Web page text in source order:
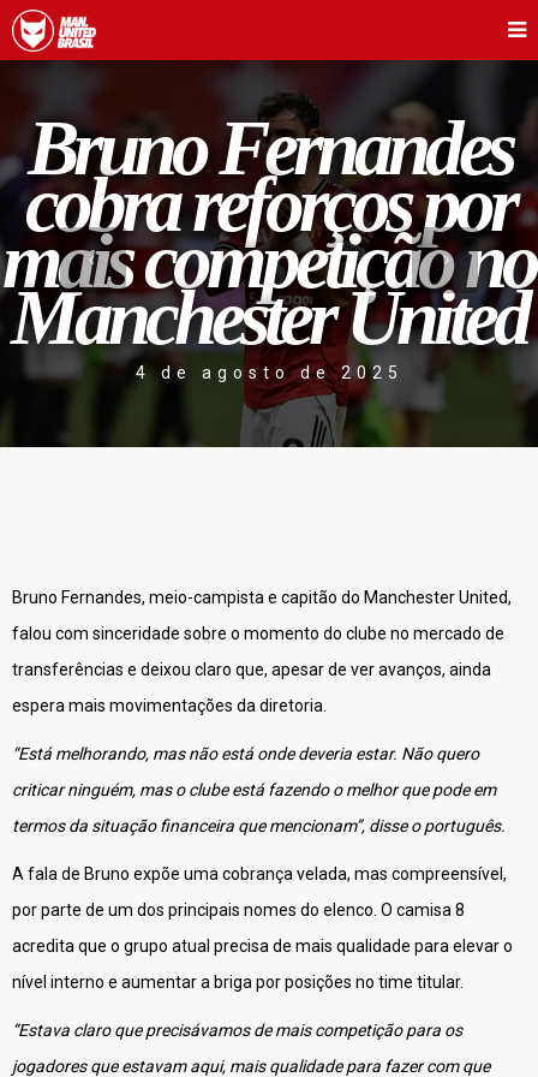
Bruno Fernandes
cobra reforços por
mais competição no
Manchester United
4 de agosto de 2025
Bruno Fernandes, meio-campista e capitão do Manchester United,
falou com sinceridade sobre o momento do clube no mercado de
transferências e deixou claro que, apesar de ver avanços, ainda
espera mais movimentações da diretoria.
“Está melhorando, mas não está onde deveria estar. Não quero
criticar ninguém, mas o clube está fazendo o melhor que pode em
termos da situação financeira que mencionam”, disse o português.
A fala de Bruno expõe uma cobrança velada, mas compreensível,
por parte de um dos principais nomes do elenco. O camisa 8
acredita que o grupo atual precisa de mais qualidade para elevar o
nível interno e aumentar a briga por posições no time titular.
“Estava claro que precisávamos de mais competição para os
jogadores que estavam aqui, mais qualidade para fazer com que